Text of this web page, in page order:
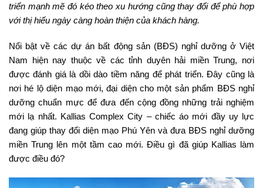
triển mạnh mẽ đó kéo theo xu hướng cũng thay đổi để phù hợp
với thị hiếu ngày càng hoàn thiện của khách hàng.
Nổi bật về các dự án bất động sản (BĐS) nghỉ dưỡng ở Việt
Nam hiện nay thuộc về các tỉnh duyên hải miền Trung, nơi
được đánh giá là dồi dào tiềm năng để phát triển. Đây cũng là
nơi hé lộ diện mạo mới, đại diện cho một sản phẩm BĐS nghỉ
dưỡng chuẩn mực để đưa đến cộng đồng những trải nghiệm
mới lạ nhất. Kallias Complex City – chiếc áo mới đầy uy lực
đang giúp thay đổi diện mạo Phú Yên và đưa BĐS nghỉ dưỡng
miền Trung lên một tầm cao mới. Điều gì đã giúp Kallias làm
được điều đó?